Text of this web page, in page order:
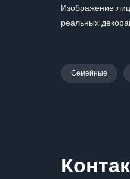
Изображение
реальных
Семейные